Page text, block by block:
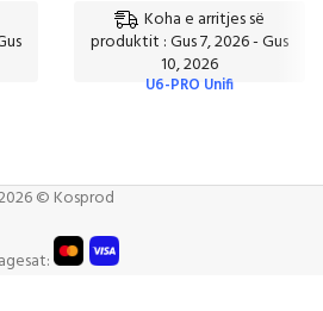
Koha e arritjes së
produktit : Gus 7, 2026 - Gus
10, 2026
U6-PRO Unifi
© Kosprod